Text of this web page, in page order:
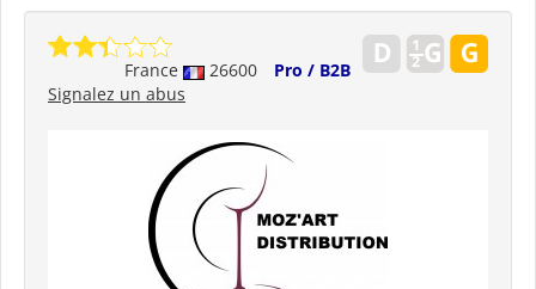
France 26600
Pro / B2B
Signalez un abus